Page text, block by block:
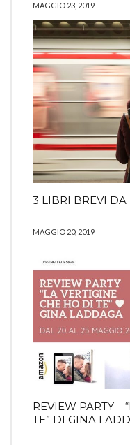
MAGGIO 23, 2019
3 LIBRI BREVI DA
MAGGIO 20, 2019
REVIEW PARTY –
TE” DI GINA